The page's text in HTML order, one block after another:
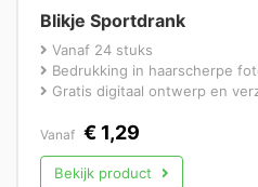
Blikje Sportdrank
Vanaf 24 stuks
Bedrukking in haarscherpe
Gratis digitaal ontwerp en
Vanaf € 1,29
Bekijk product